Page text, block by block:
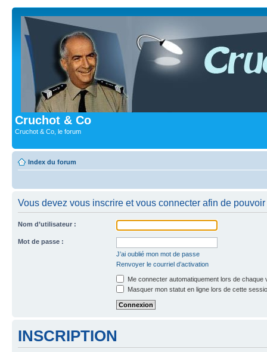
Cruchot & Co
Cruchot & Co, le forum
Index du forum
Vous devez vous inscrire et vous connecter afin de
Nom d’utilisateur :
Mot de passe :
J’ai oublié mon mot de passe
Renvoyer le courriel d’activation
Me connecter automatiquement lors de chaque
Masquer mon statut en ligne lors de cette
INSCRIPTION